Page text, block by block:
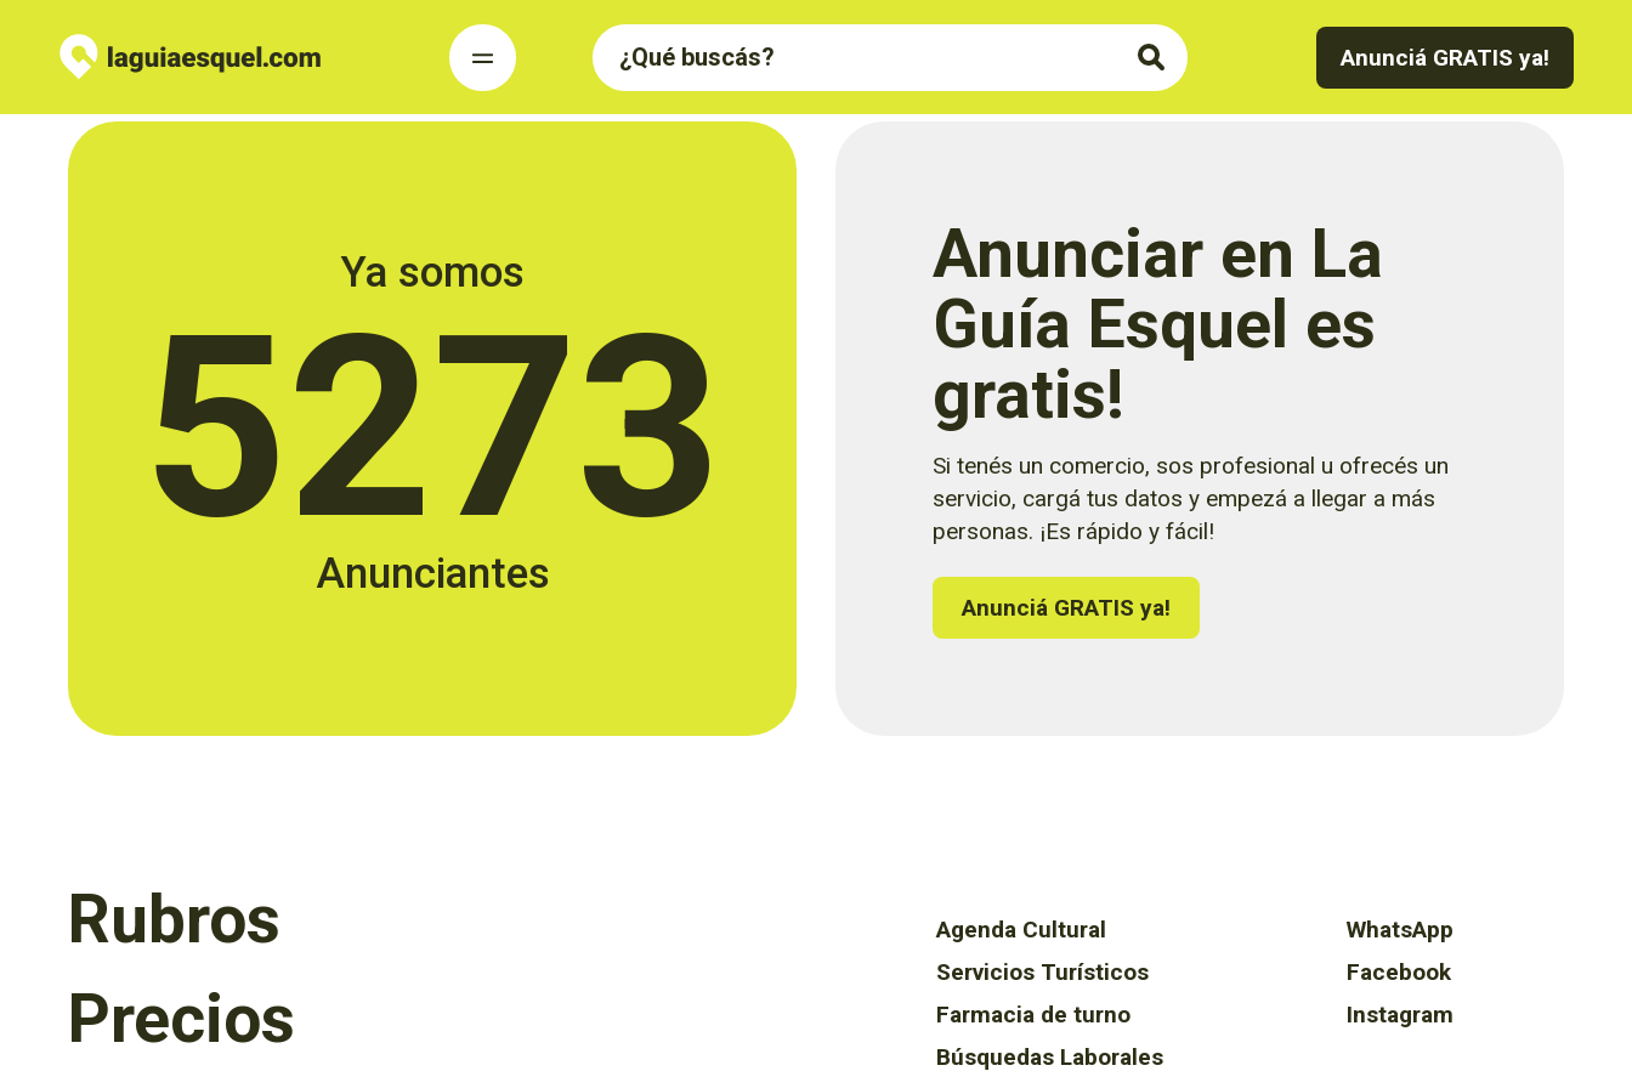
Anunciá GRATIS ya!
Ya somos
5273
Anunciantes
Anunciar en La
Guía Esquel es
gratis!
Si tenés un comercio, sos profesional u ofrecés un
servicio, cargá tus datos y empezá a llegar a más
personas. ¡Es rápido y fácil!
Anunciá GRATIS ya!
Rubros
Precios
Agenda Cultural
Servicios Turísticos
Farmacia de turno
Búsquedas Laborales
WhatsApp
Facebook
Instagram